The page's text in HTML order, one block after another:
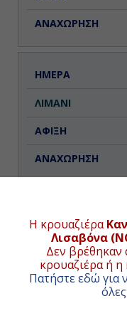
Η κρουαζιέρα
Λισαβόνα
Δεν βρέθηκαν
κρουαζιέρα ή η
Πατήστε εδώ για
ΧΑΡΤΗΣ
Συνολική